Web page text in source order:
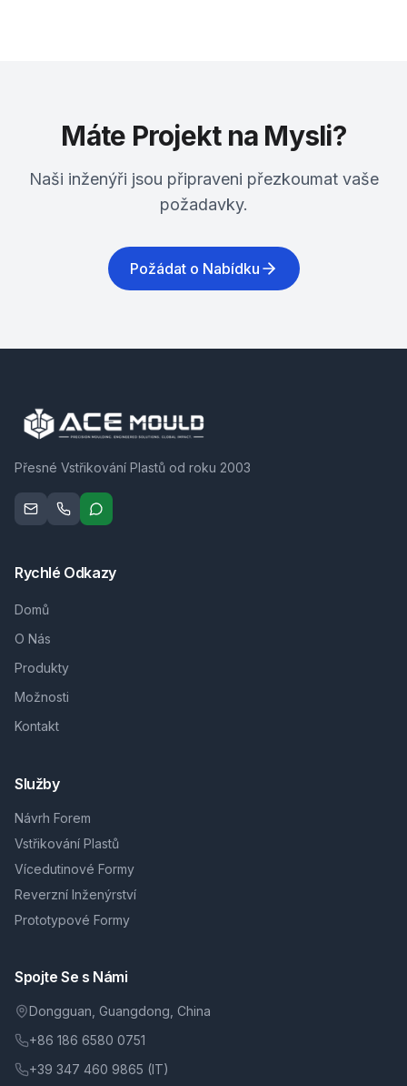
Máte Projekt na Mysli?
Naši inženýři jsou připraveni přezkoumat vaše
požadavky.
Požádat o Nabídku
Přesné Vstřikování Plastů od roku 2003
Rychlé Odkazy
Domů
O Nás
Produkty
Možnosti
Kontakt
Služby
Návrh Forem
Vstřikování Plastů
Vícedutinové Formy
Reverzní Inženýrství
Prototypové Formy
Spojte Se s Námi
Dongguan, Guangdong, China
+86 186 6580 0751
+39 347 460 9865 (IT)